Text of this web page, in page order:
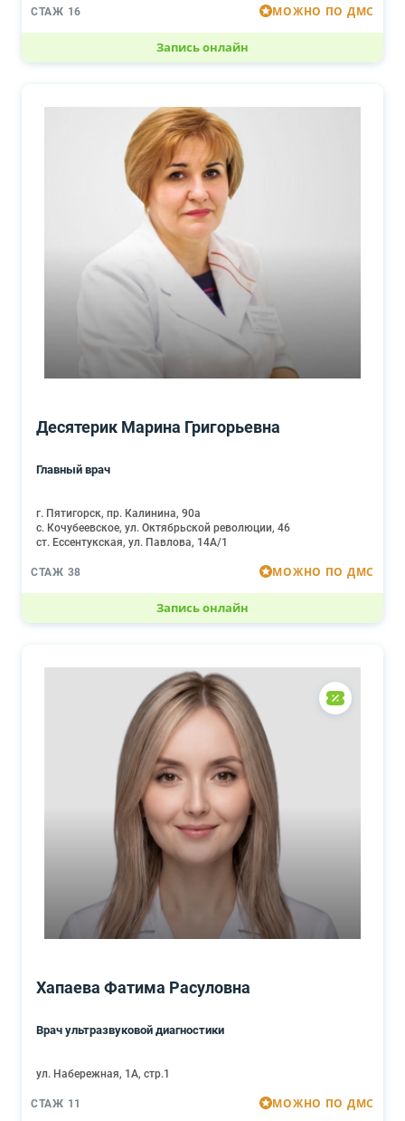
СТАЖ 16 МОЖНО ПО ДМС
Запись онлайн
Десятерик Марина Григорьевна
Главный врач
г. Пятигорск, пр. Калинина, 90а
с. Кочубеевское, ул. Октябрьской революции, 46
ст. Ессентукская, ул. Павлова, 14А/1
СТАЖ 38 МОЖНО ПО ДМС
Запись онлайн
Хапаева Фатима Расуловна
Врач ультразвуковой диагностики
ул. Набережная, 1А, стр.1
СТАЖ 11 МОЖНО ПО ДМС